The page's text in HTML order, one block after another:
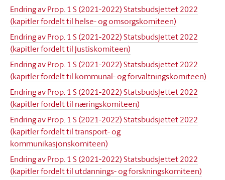
Endring av Prop. 1 S (2021-2022) Statsbudsjettet 2022
(kapitler fordelt til helse- og omsorgskomiteen)
Endring av Prop. 1 S (2021-2022) Statsbudsjettet 2022
(kapitler fordelt til justiskomiteen)
Endring av Prop. 1 S (2021-2022) Statsbudsjettet 2022
(kapitler fordelt til kommunal- og forvaltningskomiteen)
Endring av Prop. 1 S (2021-2022) Statsbudsjettet 2022
(kapitler fordelt til næringskomiteen)
Endring av Prop. 1 S (2021-2022) Statsbudsjettet 2022
(kapitler fordelt til transport- og
kommunikasjonskomiteen)
Endring av Prop. 1 S (2021-2022) Statsbudsjettet 2022
(kapitler fordelt til utdannings- og forskningskomiteen)